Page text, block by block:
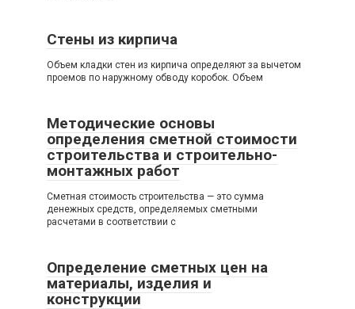
Стены из кирпича
Объем кладки стен из кирпича определяют за вычетом
проемов по наружному обводу коробок. Объем
Методические основы
определения сметной стоимости
строительства и строительно-
монтажных работ
Сметная стоимость строительства — это сумма
денежных средств, определяемых сметными
расчетами в соответствии с
Определение сметных цен на
материалы, изделия и
конструкции